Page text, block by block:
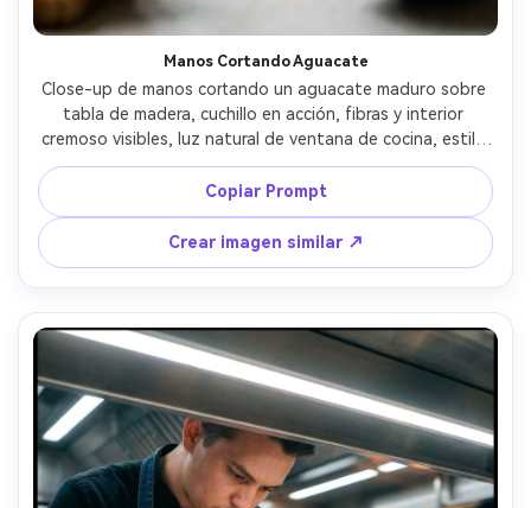
Manos Cortando Aguacate
Close-up de manos cortando un aguacate maduro sobre
tabla de madera, cuchillo en acción, fibras y interior
cremoso visibles, luz natural de ventana de cocina, estilo
documental de preparación de comida, capturada con
lente de 50mm, textura realista de piel y movimiento,
poca profundidad de campo --ar 4:5
Copiar Prompt
Crear imagen similar ↗